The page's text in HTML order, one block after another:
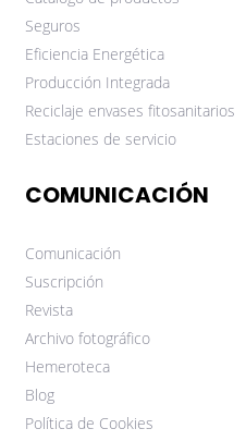
Seguros
Eficiencia Energética
Producción Integrada
Reciclaje envases fitosanitarios
Estaciones de servicio
COMUNICACIÓN
Comunicación
Suscripción
Revista
Archivo fotográfico
Hemeroteca
Blog
Política de Cookies